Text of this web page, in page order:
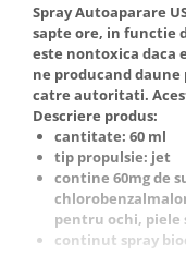
Spray Autoaparare
sapte ore, in functie
este nontoxica daca
ne producand
catre autoritati.
Descriere produs:
cantitate: 60 ml
tip propulsie: jet
contine 60mg de
pentru ochi, piele
continut spray